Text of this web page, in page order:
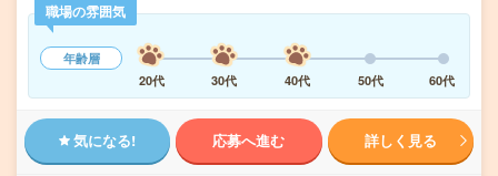
職場の雰囲気
年齢層
20代
30代 40代 50代 60代
気になる! 応募へ進む 詳しく見る